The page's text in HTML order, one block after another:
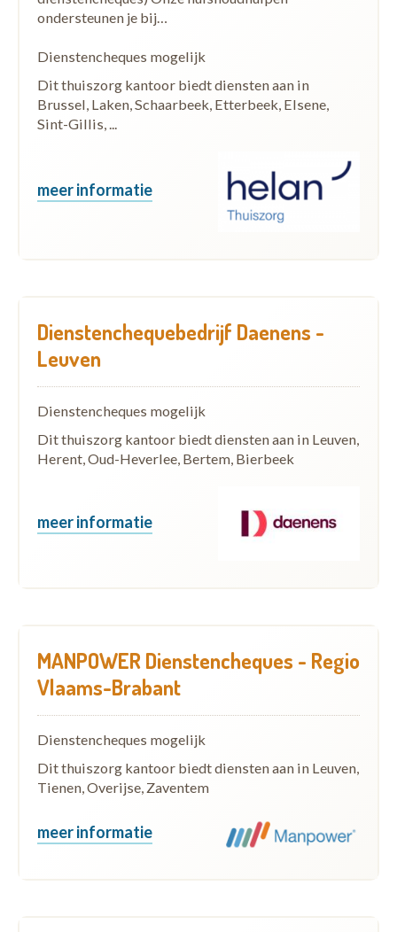
ondersteunen je bij…
Dienstencheques mogelijk
Dit thuiszorg kantoor biedt diensten aan in
Brussel, Laken, Schaarbeek, Etterbeek, Elsene,
Sint-Gillis, ...
meer informatie
Dienstenchequebedrijf Daenens -
Leuven
Dienstencheques mogelijk
Dit thuiszorg kantoor biedt diensten aan in Leuven,
Herent, Oud-Heverlee, Bertem, Bierbeek
meer informatie
MANPOWER Dienstencheques - Regio
Vlaams-Brabant
Dienstencheques mogelijk
Dit thuiszorg kantoor biedt diensten aan in Leuven,
Tienen, Overijse, Zaventem
meer informatie